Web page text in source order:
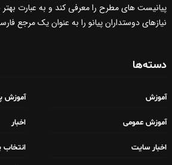
پیانیست های مطرح را معرفی کند و به عبارت بهتر
نیازهای دوستداران پیانو را به عنوان یک مرجع
دسته‌ها
آموزش آموزش
آموزش عمومی اخبار
اخبار سایت انتخاب